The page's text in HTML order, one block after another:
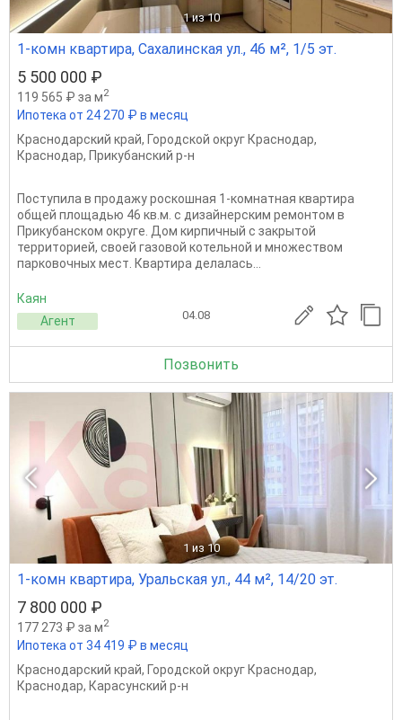
1 из 10
1-комн квартира, Сахалинская ул., 46 м², 1/5 эт.
5 500 000 ₽
119 565 ₽ за м2
Ипотека от 24 270 ₽ в месяц
Краснодарский край, Городской округ Краснодар,
Краснодар, Прикубанский р-н
Поступила в продажу роскошная 1-комнатная квартира
общей площадью 46 кв.м. с дизайнерским ремонтом в
Прикубанском округе. Дом кирпичный с закрытой
территорией, своей газовой котельной и множеством
парковочных мест. Квартира делалась...
Каян
Агент
04.08
Позвонить
1 из 10
1-комн квартира, Уральская ул., 44 м², 14/20 эт.
7 800 000 ₽
177 273 ₽ за м2
Ипотека от 34 419 ₽ в месяц
Краснодарский край, Городской округ Краснодар,
Краснодар, Карасунский р-н